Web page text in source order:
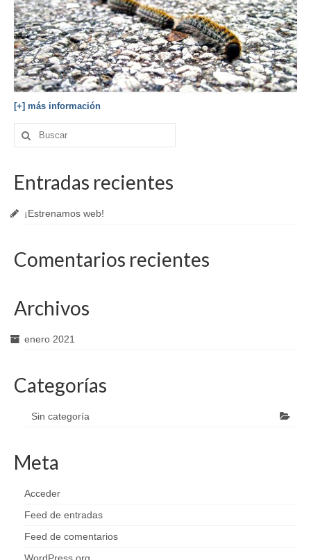
[+] más información
Buscar
por:
Entradas recientes
¡Estrenamos web!
Comentarios recientes
Archivos
enero 2021
Categorías
Sin categoría
Meta
Acceder
Feed de entradas
Feed de comentarios